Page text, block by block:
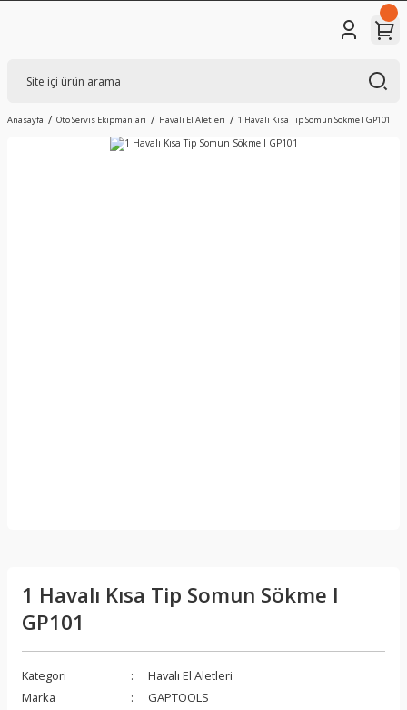
Anasayfa Oto Servis Ekipmanları Havalı El Aletleri 1 Havalı Kısa Tip Somun Sökme I GP101
1 Havalı Kısa Tip Somun Sökme I
GP101
Kategori
Havalı El Aletleri
Marka
GAPTOOLS